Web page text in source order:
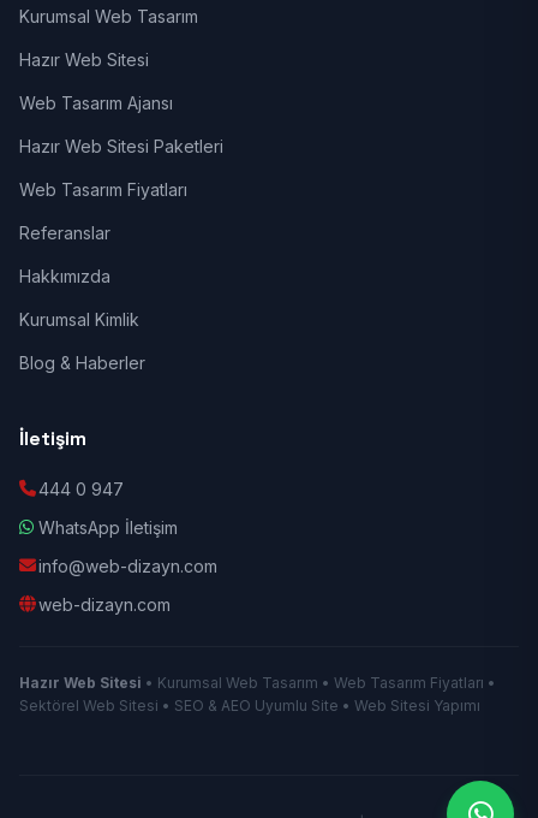
Kurumsal Web Tasarım
Hazır Web Sitesi
Web Tasarım Ajansı
Hazır Web Sitesi Paketleri
Web Tasarım Fiyatları
Referanslar
Hakkımızda
Kurumsal Kimlik
Blog & Haberler
İletişim
444 0 947
WhatsApp İletişim
info@web-dizayn.com
web-dizayn.com
Hazır Web Sitesi • Kurumsal Web Tasarım • Web Tasarım Fiyatları •
Sektörel Web Sitesi • SEO & AEO Uyumlu Site • Web Sitesi Yapımı